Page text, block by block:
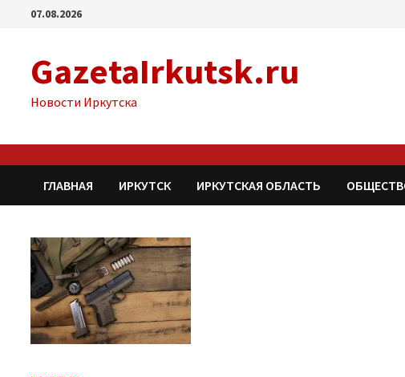
Перейти07.08.2026
GazetaIrkutsk.ru
Новости Иркутска
ГЛАВНАЯ ИРКУТСК ИРКУТСКАЯ ОБЛАСТЬ